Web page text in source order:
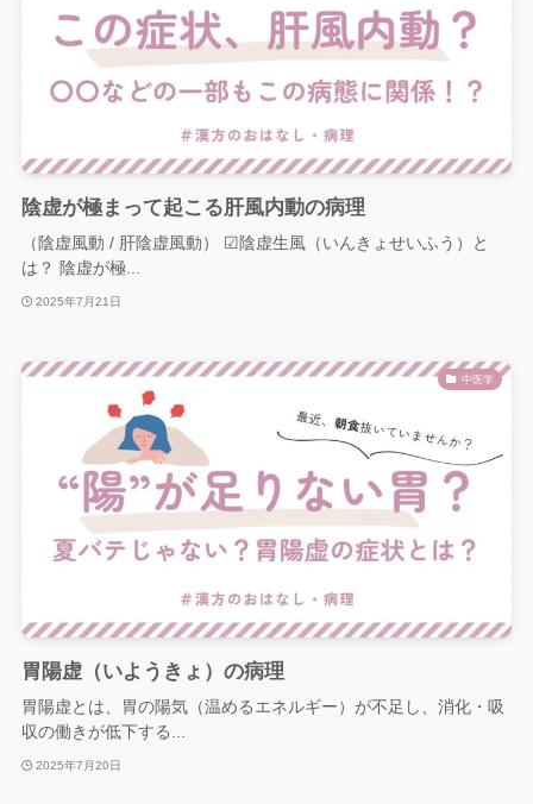
陰虚が極まって起こる肝風内動の病理
（陰虚風動 / 肝陰虚風動） ☑陰虚生風（いんきょせいふう）と
は？ 陰虚が極...
2025年7月21日
中医学
胃陽虚（いようきょ）の病理
胃陽虚とは、胃の陽気（温めるエネルギー）が不足し、消化・吸
収の働きが低下する...
2025年7月20日